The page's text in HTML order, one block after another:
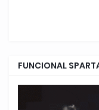
FUNCIONAL